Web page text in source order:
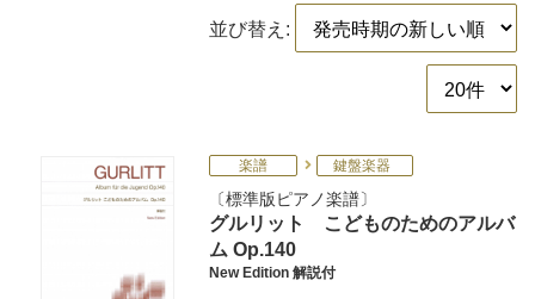
並び替え:
楽譜 鍵盤楽器
標準版ピアノ楽譜
グルリット こどものためのアルバ
ム Op.140
New Edition 解説付